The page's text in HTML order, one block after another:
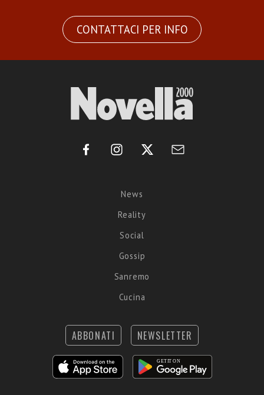
CONTATTACI PER INFO
News
Reality
Social
Gossip
Sanremo
Cucina
ABBONATI NEWSLETTER